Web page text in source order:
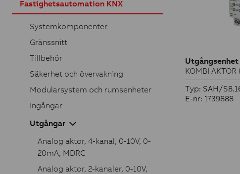
Fastighetsautomation KNX
Systemkomponenter
Gränssnitt
Tillbehör
Säkerhet och övervakning
Modularsystem och rumsenheter
Ingångar
Utgångar
Analog aktor, 4-kanal, 0-10V, 0-
20mA, MDRC
Analog aktor, 2-kanaler, 0-10V,
Utgångsenhet
KOMBI AKTOR
Typ: SAH/
E-nr: 1739888